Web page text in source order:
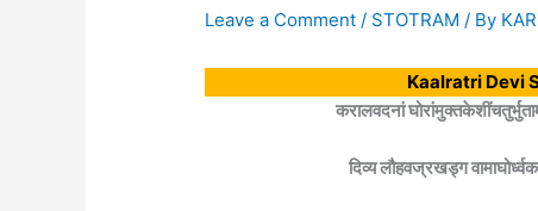
Leave a Comment / STOTRAM / By
Kaalratri Devi
करालवदनां
दिव्य लौहवज्रखड्ग